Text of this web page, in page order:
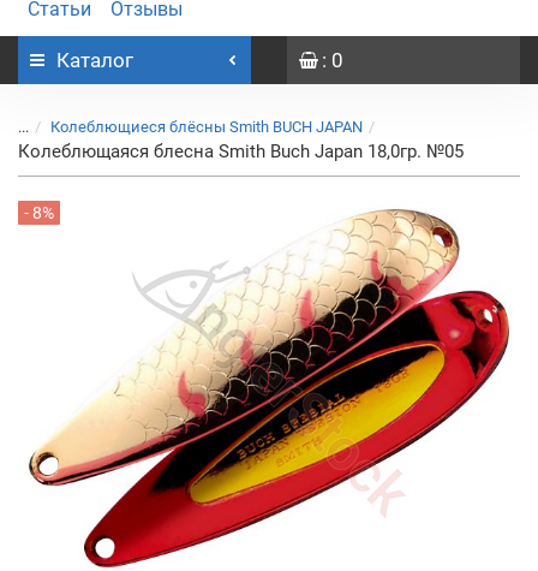
Статьи
Отзывы
Каталог : 0
... Колеблющиеся блёсны Smith BUCH JAPAN
Колеблющаяся блесна Smith Buch Japan 18,0гр. №05
- 8%